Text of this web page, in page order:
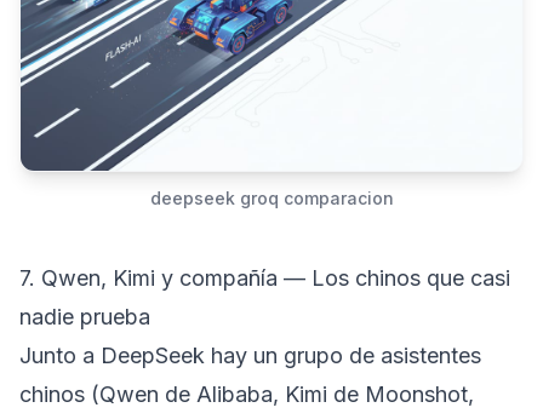
deepseek groq comparacion
7. Qwen, Kimi y compañía — Los chinos que casi
nadie prueba
Junto a DeepSeek hay un grupo de asistentes
chinos (Qwen de Alibaba, Kimi de Moonshot,